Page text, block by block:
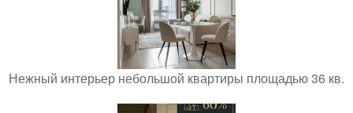
Нежный интерьер небольшой квартиры площадью 36 кв.